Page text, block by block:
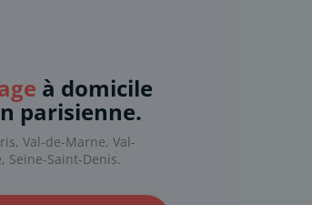
à domicile
parisienne.
Val-de-Marne, Val-
Seine-Saint-Denis.